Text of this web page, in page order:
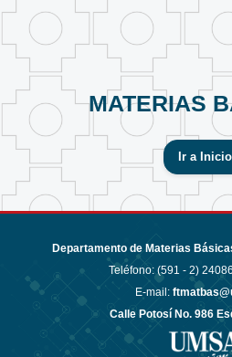
MATERIAS
Ir a Inicio
Departamento de Materias
Teléfono: (591 - 2)
E-mail:
Calle Potosí No. 986